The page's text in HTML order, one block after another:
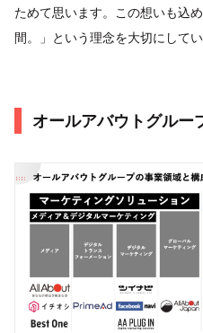
ためて思います。この想いも込
間。」という理念を大切にしてい
オールアバウトグルー